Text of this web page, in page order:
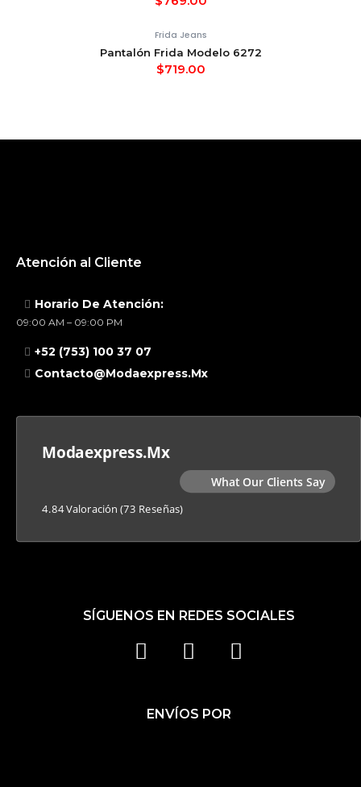
Frida Jeans
Pantalón Frida Modelo 6272
$719.00
SÍGUENOS EN REDES SOCIALES
F
C
E
I
S
T
T
ENVÍOS POR
Atención al Cliente
Horario De Atención:
09:00 AM – 09:00 PM
+52 (753) 100 37 07
Contacto@modaexpress.mx
Modaexpress.mx
What Our Clients Say
4.84 Valoración (73 Reseñas)